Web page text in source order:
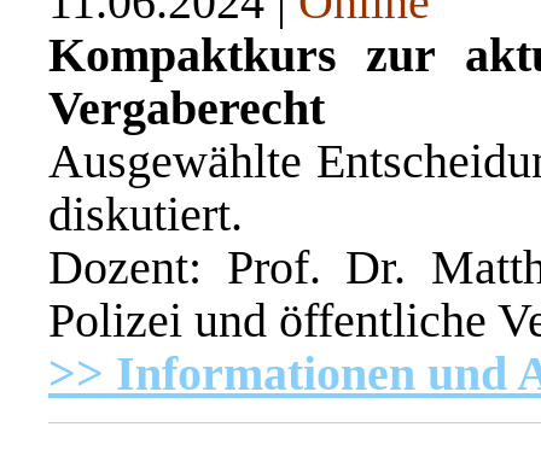
Kompaktkurs zur
Vergaberecht
Ausgewählte
diskutiert.
Dozent: Prof. Dr.
Polizei und öffentliche
>> Informationen und